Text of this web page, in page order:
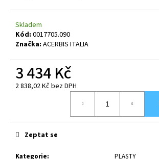
Skladem
Kód: 0017705.090
Značka: ACERBIS ITALIA
3 434 Kč
2 838,02 Kč bez DPH
Kategorie:
PLASTY
Zeptat se
HLEDAT
D
p
o
č
u